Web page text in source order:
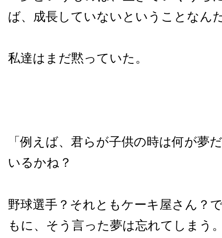
ば、成長していないということなん
私達はまだ黙っていた。
「例えば、君らが子供の時は何が夢
いるかね？
野球選手？それともケーキ屋さん？
もに、そう言った夢は忘れてしまう